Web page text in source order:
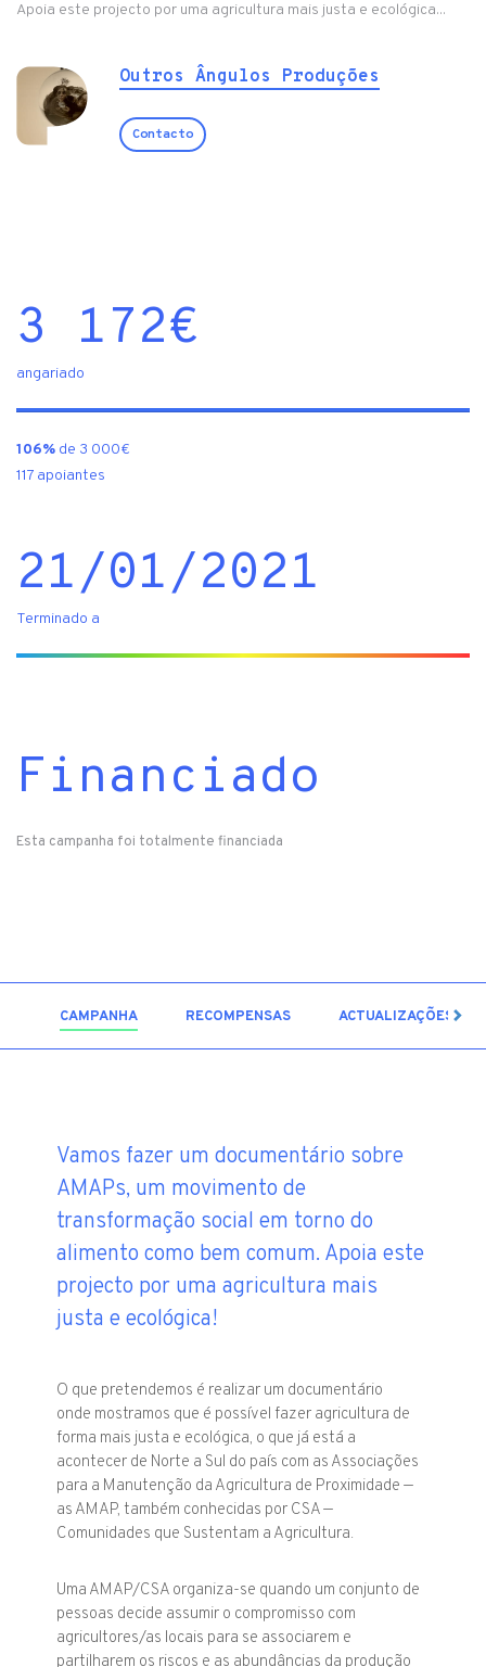
Apoia este projecto por uma agricultura mais justa e ecológica...
Outros Ângulos Produções
Contacto
3 172€
angariado
106% de 3 000€
117 apoiantes
21/01/2021
Terminado a
Financiado
Esta campanha foi totalmente financiada
CAMPANHA RECOMPENSAS ACTUALIZAÇÕES
Vamos fazer um documentário sobre
AMAPs, um movimento de
transformação social em torno do
alimento como bem comum. Apoia este
projecto por uma agricultura mais
justa e ecológica!
O que pretendemos é realizar um documentário
onde mostramos que é possível fazer agricultura de
forma mais justa e ecológica, o que já está a
acontecer de Norte a Sul do país com as Associações
para a Manutenção da Agricultura de Proximidade —
as AMAP, também conhecidas por CSA —
Comunidades que Sustentam a Agricultura.
Uma AMAP/CSA organiza-se quando um conjunto de
pessoas decide assumir o compromisso com
agricultores/as locais para se associarem e
partilharem os riscos e as abundâncias da produção